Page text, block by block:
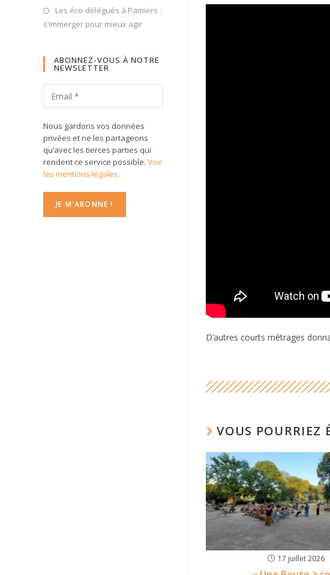
D’autres courts métrages
VOUS POURRIEZ
17 juillet 2026
Les éco-délégués à Pamiers :
s’immerger pour mieux agir
ABONNEZ-VOUS À NOTRE
NEWSLETTER
Nous gardons vos données
privées et ne les partageons
qu’avec les tierces parties qui
rendent ce service possible. Voir
les mentions légales.